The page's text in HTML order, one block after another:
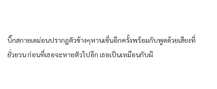
บิ๊กสกายเดม่อนปรากฏตัวข้างๆหานเซิ่นอีกครั้งพร้อมกับพูดด้วยเสียงที่
ยั่วยวน ก่อนที่เธอจะหายตัวไปอีก เธอเป็นเหมือนกับผี